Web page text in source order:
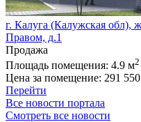
г. Калуга (Калужская обл),
Правом, д.1
Продажа
Площадь помещения: 4.9 м2
Цена за помещение: 291
Перейти
Все новости портала
Смотреть все новости